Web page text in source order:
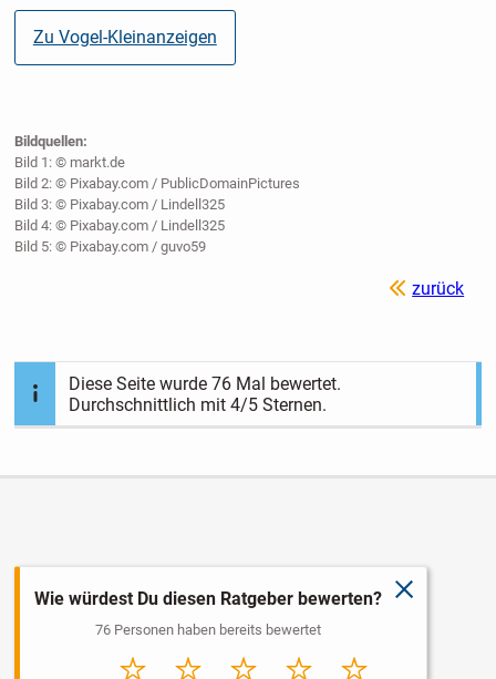
Zu Vogel-Kleinanzeigen
Bildquellen:
Bild 1: © markt.de
Bild 2: © Pixabay.com / PublicDomainPictures
Bild 3: © Pixabay.com / Lindell325
Bild 4: © Pixabay.com / Lindell325
Bild 5: © Pixabay.com / guvo59
zurück
Diese Seite wurde76 Mal bewertet.
Durchschnittlich mit4/5 Sternen.
schließen
Wie würdest Du diesen Ratgeber bewerten?
76 Personen haben bereits bewertet